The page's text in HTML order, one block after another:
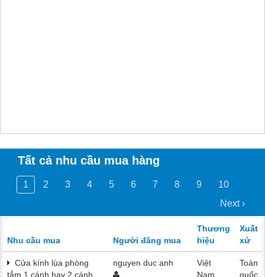
Tất cả nhu cầu mua hàng
1 2 3 4 5 6 7 8 9
10
Next ›
Nhu cầu mua Người đăng mua
Thương
hiệu
Xuất
xứ
Cửa kính lùa phòng
tắm 1 cánh hay 2 cánh
nguyen duc anh
Việt
Nam
Toàn
quốc